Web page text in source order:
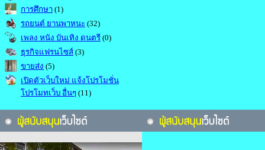
การศึกษา (1)
รถยนต์ ยานพาหนะ (32)
เพลง หนัง บันเทิง ดนตรี (0)
ธุรกิจแฟรนไซส์ (3)
ขายส่ง (5)
เปิดตัวเว็บใหม่ แจ้งโปรโมชั่น
โปรโมทเว็บ อื่นๆ (11)